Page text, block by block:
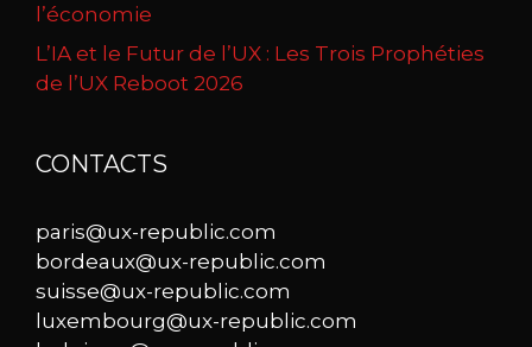
l’économie
L’IA et le Futur de l’UX : Les Trois Prophéties
de l’UX Reboot 2026
CONTACTS
paris@ux-republic.com
bordeaux@ux-republic.com
suisse@ux-republic.com
luxembourg@ux-republic.com